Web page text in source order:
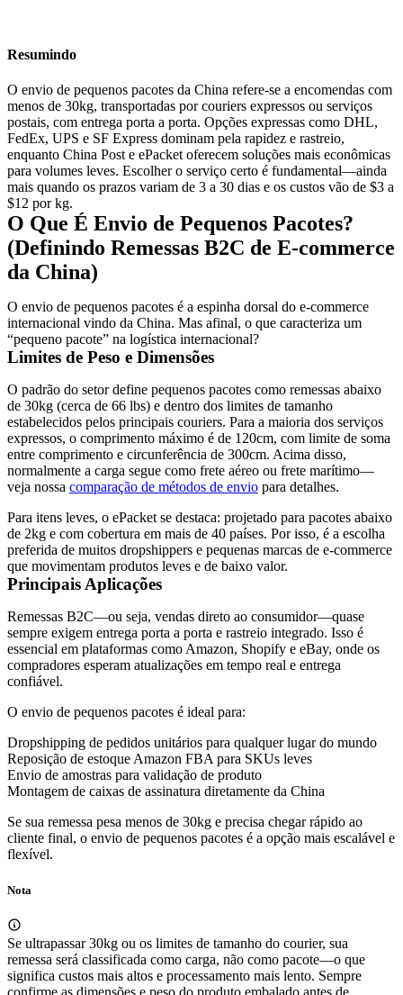
Resumindo
O envio de pequenos pacotes da China refere-se a encomendas com
menos de 30kg, transportadas por couriers expressos ou serviços
postais, com entrega porta a porta. Opções expressas como DHL,
FedEx, UPS e SF Express dominam pela rapidez e rastreio,
enquanto China Post e ePacket oferecem soluções mais econômicas
para volumes leves. Escolher o serviço certo é fundamental—ainda
mais quando os prazos variam de 3 a 30 dias e os custos vão de $3 a
$12 por kg.
O Que É Envio de Pequenos Pacotes?
(Definindo Remessas B2C de E-commerce
da China)
O envio de pequenos pacotes é a espinha dorsal do e-commerce
internacional vindo da China. Mas afinal, o que caracteriza um
“pequeno pacote” na logística internacional?
Limites de Peso e Dimensões
O padrão do setor define pequenos pacotes como remessas abaixo
de 30kg (cerca de 66 lbs) e dentro dos limites de tamanho
estabelecidos pelos principais couriers. Para a maioria dos serviços
expressos, o comprimento máximo é de 120cm, com limite de soma
entre comprimento e circunferência de 300cm. Acima disso,
normalmente a carga segue como frete aéreo ou frete marítimo—
veja nossa comparação de métodos de envio para detalhes.
Para itens leves, o ePacket se destaca: projetado para pacotes abaixo
de 2kg e com cobertura em mais de 40 países. Por isso, é a escolha
preferida de muitos dropshippers e pequenas marcas de e-commerce
que movimentam produtos leves e de baixo valor.
Principais Aplicações
Remessas B2C—ou seja, vendas direto ao consumidor—quase
sempre exigem entrega porta a porta e rastreio integrado. Isso é
essencial em plataformas como Amazon, Shopify e eBay, onde os
compradores esperam atualizações em tempo real e entrega
confiável.
O envio de pequenos pacotes é ideal para:
Dropshipping de pedidos unitários para qualquer lugar do mundo
Reposição de estoque Amazon FBA para SKUs leves
Envio de amostras para validação de produto
Montagem de caixas de assinatura diretamente da China
Se sua remessa pesa menos de 30kg e precisa chegar rápido ao
cliente final, o envio de pequenos pacotes é a opção mais escalável e
flexível.
Nota
Se ultrapassar 30kg ou os limites de tamanho do courier, sua
remessa será classificada como carga, não como pacote—o que
significa custos mais altos e processamento mais lento. Sempre
confirme as dimensões e peso do produto embalado antes de